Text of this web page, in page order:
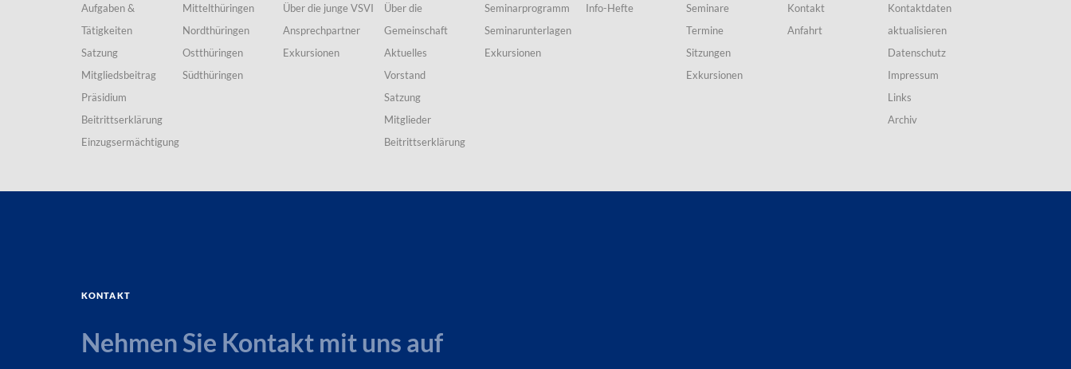
Aufgaben &
Tätigkeiten
Satzung
Mitgliedsbeitrag
Präsidium
Beitrittserklärung
Einzugsermächtigung
Mittelthüringen
Nordthüringen
Ostthüringen
Südthüringen
Über die junge VSVI
Ansprechpartner
Exkursionen
Über die
Gemeinschaft
Aktuelles
Vorstand
Satzung
Mitglieder
Beitrittserklärung
Seminarprogramm
Seminarunterlagen
Exkursionen
Info-Hefte
Seminare
Termine
Sitzungen
Exkursionen
Kontakt
Anfahrt
Kontaktdaten
aktualisieren
Datenschutz
Impressum
Links
Archiv
Kontakt
Nehmen Sie Kontakt mit uns auf